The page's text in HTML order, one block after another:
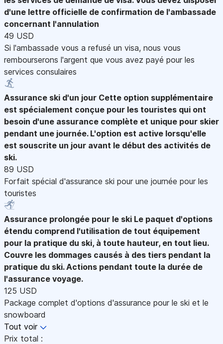
d'une lettre officielle de confirmation de l'ambassade
concernant l'annulation
49 USD
Si l'ambassade vous a refusé un visa, nous vous
rembourserons l'argent que vous avez payé pour les
services consulaires
Assurance ski d'un jour Cette option supplémentaire
est spécialement conçue pour les touristes qui ont
besoin d'une assurance complète et unique pour skier
pendant une journée. L'option est active lorsqu'elle
est souscrite un jour avant le début des activités de
ski.
89 USD
Forfait spécial d'assurance ski pour une journée pour les
touristes
Assurance prolongée pour le ski Le paquet d'options
étendu comprend l'utilisation de tout équipement
pour la pratique du ski, à toute hauteur, en tout lieu.
Couvre les dommages causés à des tiers pendant la
pratique du ski. Actions pendant toute la durée de
l'assurance voyage.
125 USD
Package complet d'options d'assurance pour le ski et le
snowboard
Tout voir
Prix total :